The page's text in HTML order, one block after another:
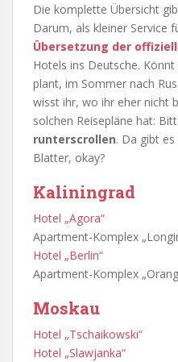
Die komplette Übersicht
Darum, als kleiner Service
Übersetzung der
Hotels ins Deutsche. Könnt
plant, im Sommer nach
wisst ihr, wo ihr eher nicht
solchen Reisepläne hat:
runterscrollen. Da gibt
Blatter, okay?
Kaliningrad
Hotel „Agora“
Apartment-Komplex
Hotel „Berlin“
Apartment-Komplex
Moskau
Hotel „Tschaikowski“
Hotel „Slawjanka“